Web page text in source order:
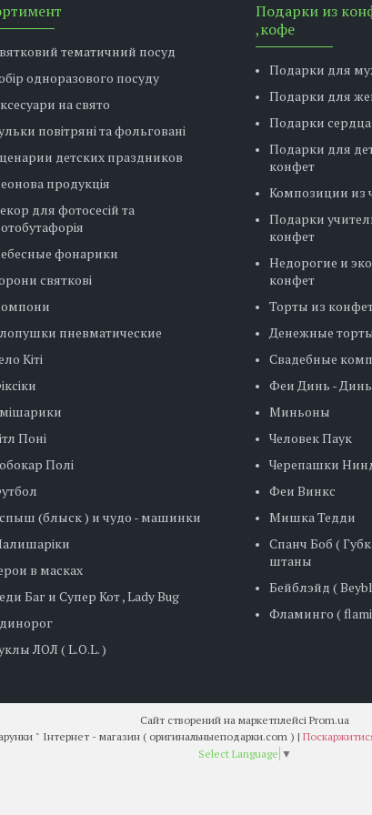
тематичний посуд
одноразового посуду
на свято
повітряні та фольговані
детских праздников
продукція
для фотосесій та
фонарики
святкові
пневматические
Кіті
Поні
Полі
(блыск ) и чудо - машинки
в масках
Баг и Супер Кот , Lady Bug
ЛОЛ ( L.O.L. )
Подарки из
,кофе
Подарки для
Подарки для
Подарки
Подарки для
конфет
Композиции из
Подарки
конфет
Недорогие и
конфет
Торты из
Денежные
Свадебные
Феи Динь - Динь
Миньоны
Человек Паук
Черепашки
Феи Винкс
Мишка Тедди
Спанч Боб (
штаны
Бейблэйд (
Фламинго (
Сайт створений на маркетплейсі Prom.ua
" Оригінальні подарунки " Інтернет - магазин ( оригинальныеподарки.com ) |
Select Language ▼